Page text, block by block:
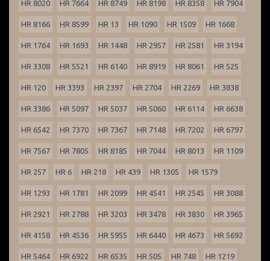
HR 8020 HR 7664 HR 8749 HR 8198 HR 8358 HR 7904
HR 8166 HR 8599 HR 13 HR 1090 HR 1509 HR 1668
HR 1764 HR 1693 HR 1448 HR 2957 HR 2581 HR 3194
HR 3308 HR 5521 HR 6140 HR 8919 HR 8061 HR 525
HR 120 HR 3393 HR 2397 HR 2704 HR 2269 HR 3838
HR 3386 HR 5097 HR 5037 HR 5060 HR 6114 HR 6638
HR 6542 HR 7370 HR 7367 HR 7148 HR 7202 HR 6797
HR 7567 HR 7805 HR 8185 HR 7044 HR 8013 HR 1109
HR 257 HR 6 HR 218 HR 439 HR 1305 HR 1579
HR 1293 HR 1781 HR 2099 HR 4541 HR 2545 HR 3088
HR 2921 HR 2788 HR 3203 HR 3478 HR 3830 HR 3965
HR 4158 HR 4536 HR 5955 HR 6440 HR 4673 HR 5692
HR 5464 HR 6922 HR 6535 HR 505 HR 748 HR 1219